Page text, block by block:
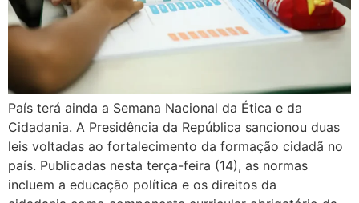
País terá ainda a Semana Nacional da Ética e da
Cidadania. A Presidência da República sancionou duas
leis voltadas ao fortalecimento da formação cidadã no
país. Publicadas nesta terça-feira (14), as normas
incluem a educação política e os direitos da